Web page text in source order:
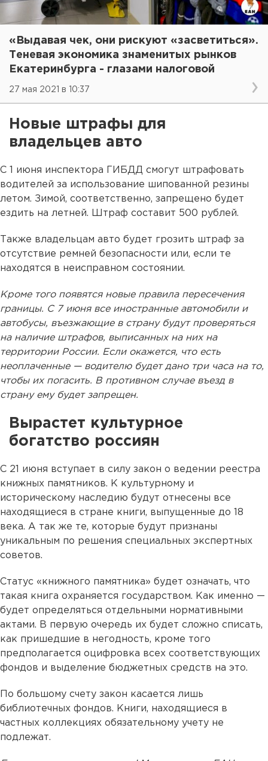
«Выдавая чек, они рискуют «засветиться».
Теневая экономика знаменитых рынков
Екатеринбурга - глазами налоговой
27 мая 2021 в 10:37
Новые штрафы для
владельцев авто
С 1 июня инспектора ГИБДД смогут штрафовать
водителей за использование шипованной резины
летом. Зимой, соответственно, запрещено будет
ездить на летней. Штраф составит 500 рублей.
Также владельцам авто будет грозить штраф за
отсутствие ремней безопасности или, если те
находятся в неисправном состоянии.
Кроме того появятся новые правила пересечения
границы. С 7 июня все иностранные автомобили и
автобусы, въезжающие в страну будут проверяться
на наличие штрафов, выписанных на них на
территории России. Если окажется, что есть
неоплаченные — водителю будет дано три часа на то,
чтобы их погасить. В противном случае въезд в
страну ему будет запрещен.
Вырастет культурное
богатство россиян
С 21 июня вступает в силу закон о ведении реестра
книжных памятников. К культурному и
историческому наследию будут отнесены все
находящиеся в стране книги, выпущенные до 18
века. А так же те, которые будут признаны
уникальным по решения специальных экспертных
советов.
Статус «книжного памятника» будет означать, что
такая книга охраняется государством. Как именно —
будет определяться отдельными нормативными
актами. В первую очередь их будет сложно списать,
как пришедшие в негодность, кроме того
предполагается оцифровка всех соответствующих
фондов и выделение бюджетных средств на это.
По большому счету закон касается лишь
библиотечных фондов. Книги, находящиеся в
частных коллекциях обязательному учету не
подлежат.